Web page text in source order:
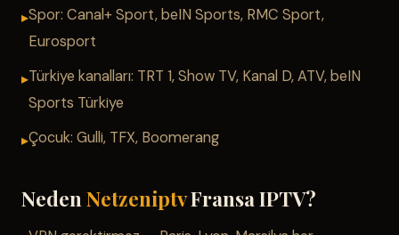
Spor: Canal+ Sport, beIN Sports, RMC Sport,
Eurosport
Türkiye kanalları: TRT 1, Show TV, Kanal D, ATV, beIN
Sports Türkiye
Çocuk: Gulli, TFX, Boomerang
NedenNetzeniptvFransa IPTV?